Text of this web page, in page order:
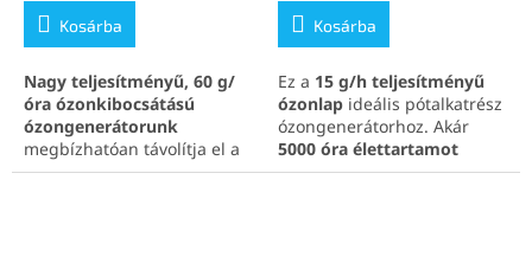
Kosárba
Nagy teljesítményű, 60 g/
óra ózonkibocsátású
ózongenerátorunk
megbízhatóan távolítja el a
szagokat, vírusokat,
Kosárba
Ez a 15 g/h teljesítményű
ózonlap ideális pótalkatrész
ózongenerátorhoz. Akár
5000 óra élettartamot
biztosít megbízható